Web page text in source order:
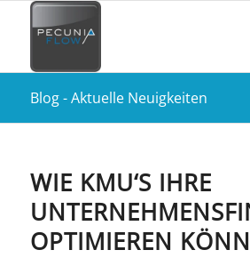
Blog - Aktuelle Neuigkeiten
WIE KMU‘S IHRE
OPTIMIEREN